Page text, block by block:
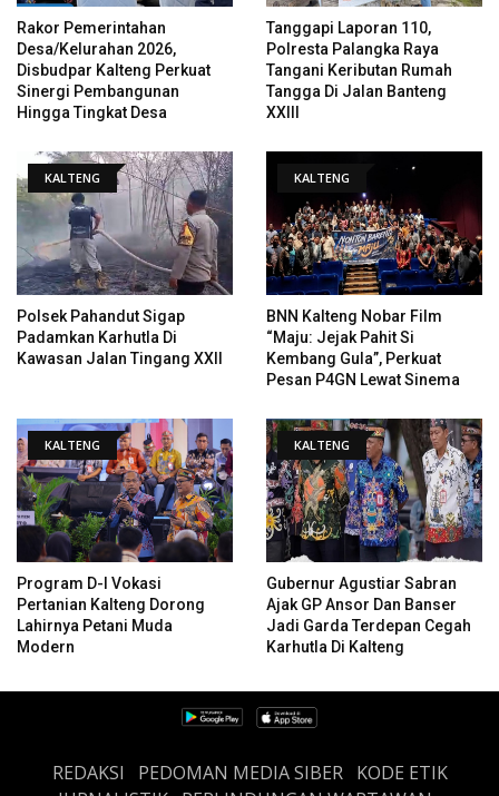
Rakor Pemerintahan
Desa/Kelurahan 2026,
Disbudpar Kalteng Perkuat
Sinergi Pembangunan
Hingga Tingkat Desa
Tanggapi Laporan 110,
Polresta Palangka Raya
Tangani Keributan Rumah
Tangga Di Jalan Banteng
XXIII
KALTENG
Polsek Pahandut Sigap
Padamkan Karhutla Di
Kawasan Jalan Tingang XXII
KALTENG
BNN Kalteng Nobar Film
“Maju: Jejak Pahit Si
Kembang Gula”, Perkuat
Pesan P4GN Lewat Sinema
KALTENG
Program D-I Vokasi
Pertanian Kalteng Dorong
Lahirnya Petani Muda
Modern
KALTENG
Gubernur Agustiar Sabran
Ajak GP Ansor Dan Banser
Jadi Garda Terdepan Cegah
Karhutla Di Kalteng
REDAKSI PEDOMAN MEDIA SIBER
KODE ETIK